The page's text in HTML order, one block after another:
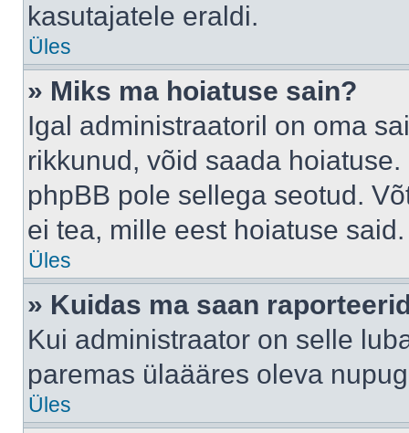
kasutajatele eraldi.
Üles
» Miks ma hoiatuse sain?
Igal administraatoril on oma
rikkunud, võid saada
phpBB pole sellega seotud.
ei tea, mille eest hoiatuse said.
Üles
» Kuidas ma saan
Kui administraator on selle
paremas ülaääres oleva
Üles